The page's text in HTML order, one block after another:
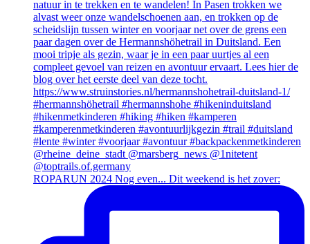
ROPARUN 2024 Nog even... Dit weekend is het zover: